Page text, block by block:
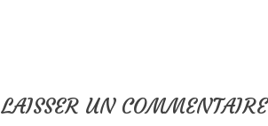
LAISSER UN COMMENTAIRE